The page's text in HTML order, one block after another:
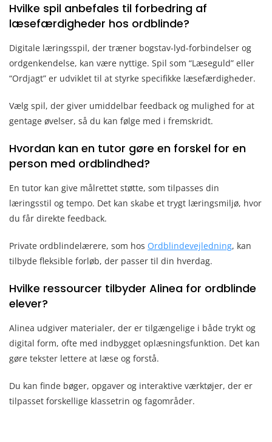
Hvilke spil anbefales til forbedring af
læsefærdigheder hos ordblinde?
Digitale læringsspil, der træner bogstav-lyd-forbindelser og
ordgenkendelse, kan være nyttige. Spil som “Læseguld” eller
“Ordjagt” er udviklet til at styrke specifikke læsefærdigheder.
Vælg spil, der giver umiddelbar feedback og mulighed for at
gentage øvelser, så du kan følge med i fremskridt.
Hvordan kan en tutor gøre en forskel for en
person med ordblindhed?
En tutor kan give målrettet støtte, som tilpasses din
læringsstil og tempo. Det kan skabe et trygt læringsmiljø, hvor
du får direkte feedback.
Private ordblindelærere, som hos Ordblindevejledning, kan
tilbyde fleksible forløb, der passer til din hverdag.
Hvilke ressourcer tilbyder Alinea for ordblinde
elever?
Alinea udgiver materialer, der er tilgængelige i både trykt og
digital form, ofte med indbygget oplæsningsfunktion. Det kan
gøre tekster lettere at læse og forstå.
Du kan finde bøger, opgaver og interaktive værktøjer, der er
tilpasset forskellige klassetrin og fagområder.